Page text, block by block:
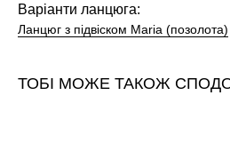
Варіанти ланцюга:
Ланцюг з підвіском Mаria (позолота)
ТОБІ МОЖЕ ТАКОЖ